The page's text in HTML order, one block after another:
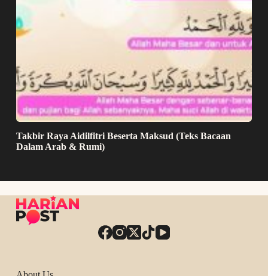
Takbir Raya Aidilfitri Beserta Maksud (Teks Bacaan
Dalam Arab & Rumi)